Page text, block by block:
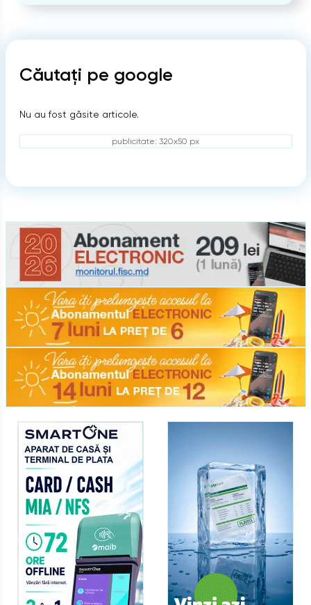
Căutați pe google
Nu au fost găsite articole.
publicitate: 320x50 px